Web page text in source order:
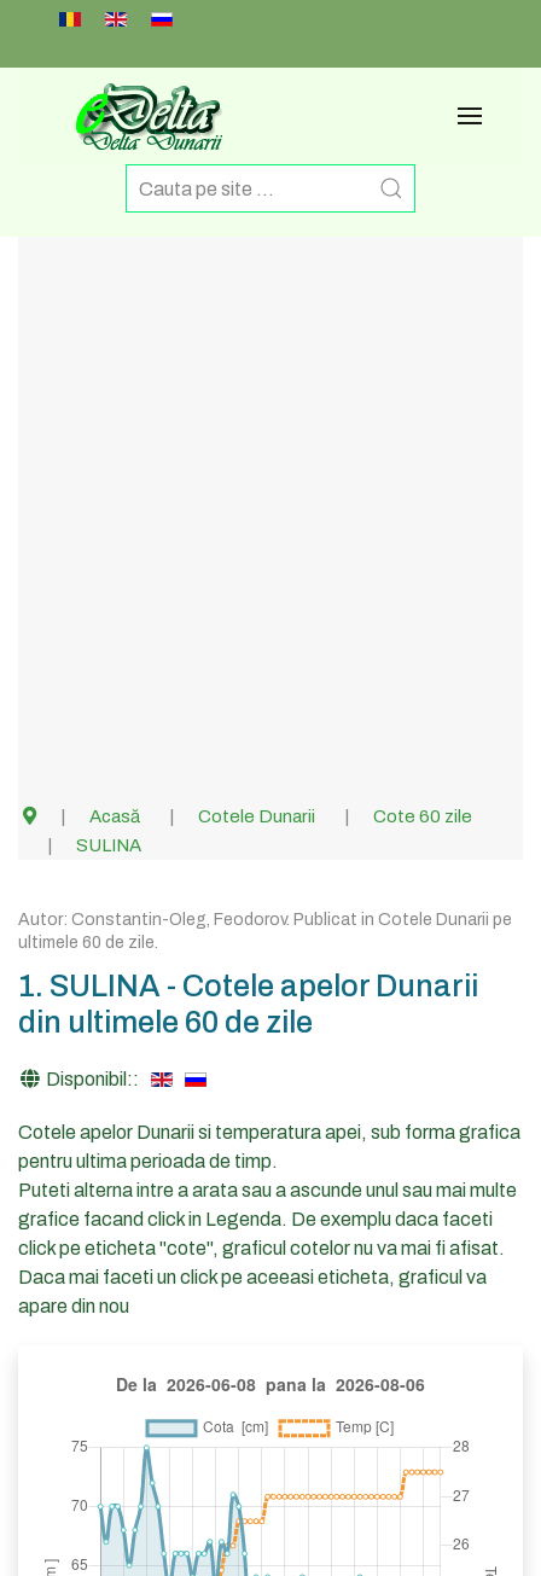
Select your language
Acasă Cotele Dunarii
Cote 60 zile
SULINA
Autor: Constantin-Oleg, Feodorov. Publicat in Cotele Dunarii pe
ultimele 60 de zile.
1. SULINA - Cotele apelor Dunarii
din ultimele 60 de zile
Disponibil::
Cotele apelor Dunarii si temperatura apei, sub forma grafica
pentru ultima perioada de timp.
Puteti alterna intre a arata sau a ascunde unul sau mai multe
grafice facand click in Legenda. De exemplu daca faceti
click pe eticheta "cote", graficul cotelor nu va mai fi afisat.
Daca mai faceti un click pe aceeasi eticheta, graficul va
apare din nou